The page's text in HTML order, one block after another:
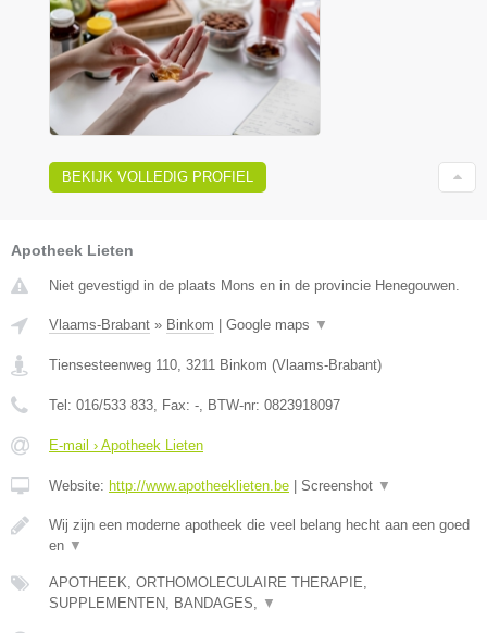
BEKIJK VOLLEDIG PROFIEL
Apotheek Lieten
Niet gevestigd in de plaats Mons en in de provincie Henegouwen.
Vlaams-Brabant » Binkom | Google maps ▼
Tiensesteenweg 110 3211 Binkom (Vlaams-Brabant)
Tel: 016/533 833 , Fax: - , BTW-nr: 0823918097
E-mail › Apotheek Lieten
Website: http://www.apotheeklieten.be | Screenshot ▼
Wij zijn een moderne apotheek die veel belang hecht aan een goed
en ▼
APOTHEEK, ORTHOMOLECULAIRE THERAPIE,
SUPPLEMENTEN, BANDAGES,
▼